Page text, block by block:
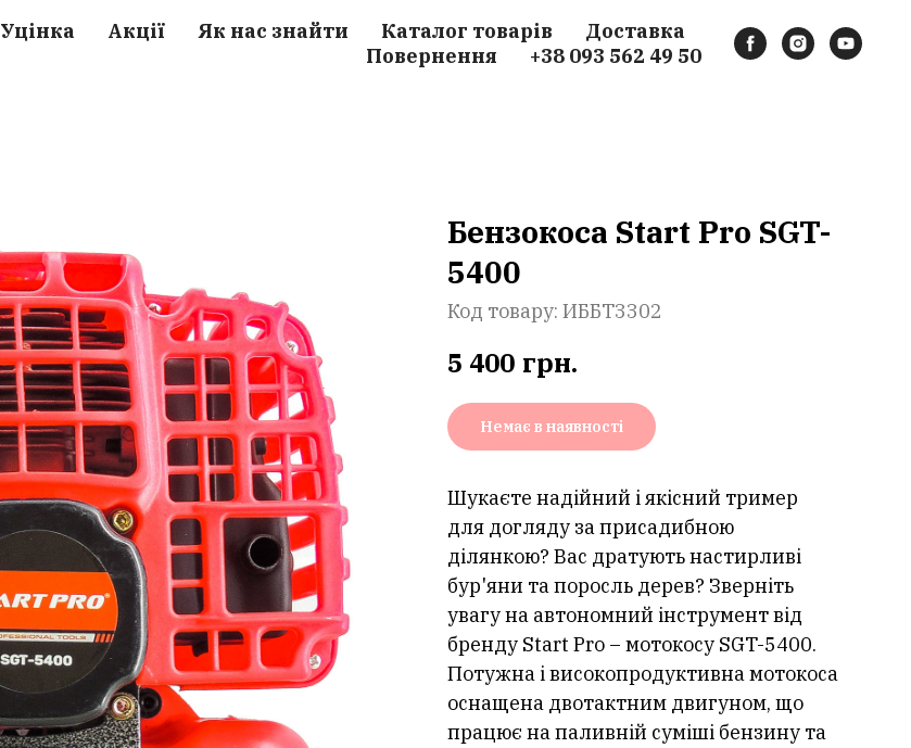
Уцінка Акції Як нас знайти Каталог товарів
Доставка
Повернення
+38 093 562 49 50
Бензокоса Start Pro SGT-
5400
Код товару: ИББТ3302
5 400 грн.
Немає в наявності
Шукаєте надійний і якісний тример
для догляду за присадибною
ділянкою? Вас дратують настирливі
бур'яни та поросль дерев? Зверніть
увагу на автономний інструмент від
бренду Start Pro – мотокосу SGT-5400.
Потужна і високопродуктивна мотокоса
оснащена двотактним двигуном, що
працює на паливній суміші бензину та